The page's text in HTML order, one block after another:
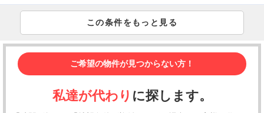
この条件をもっと見る
ご希望の物件が見つからない方！
私達が代わり に探します。